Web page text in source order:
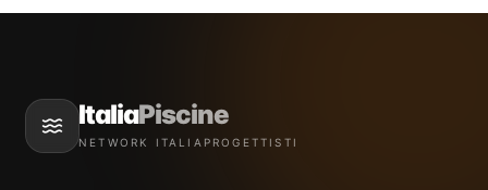
ItaliaPiscine
NETWORK ITALIAPROGETTISTI